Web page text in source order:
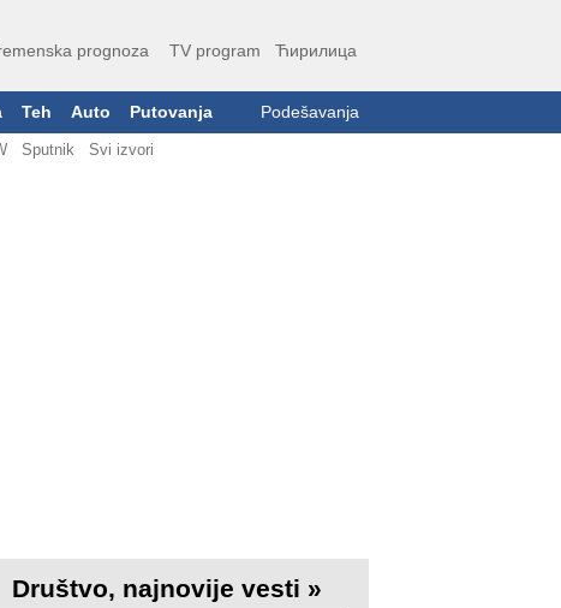
prognoza TV program Ћирилица
Teh Auto Putovanja Podešavanja
Sputnik Svi izvori
Društvo, najnovije vesti »